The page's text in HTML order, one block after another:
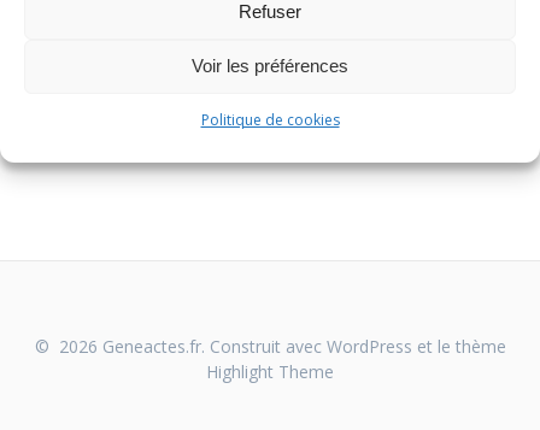
Refuser
Voir les préférences
Politique de cookies
© 2026 Geneactes.fr. Construit avec WordPress et le thème
Highlight Theme